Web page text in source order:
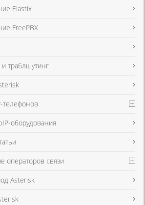
обработку моих персональных данных для связи
Политикой в отношении обработки персональных
Elastix
FreePBX
траблшутинг
телефонов
оборудования
операторов связи
Asterisk